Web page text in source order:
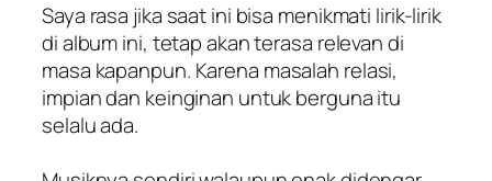
Saya rasa jika saat ini bisa menikmati lirik-lirik
di album ini, tetap akan terasa relevan di
masa kapanpun. Karena masalah relasi,
impian dan keinginan untuk berguna itu
selalu ada.